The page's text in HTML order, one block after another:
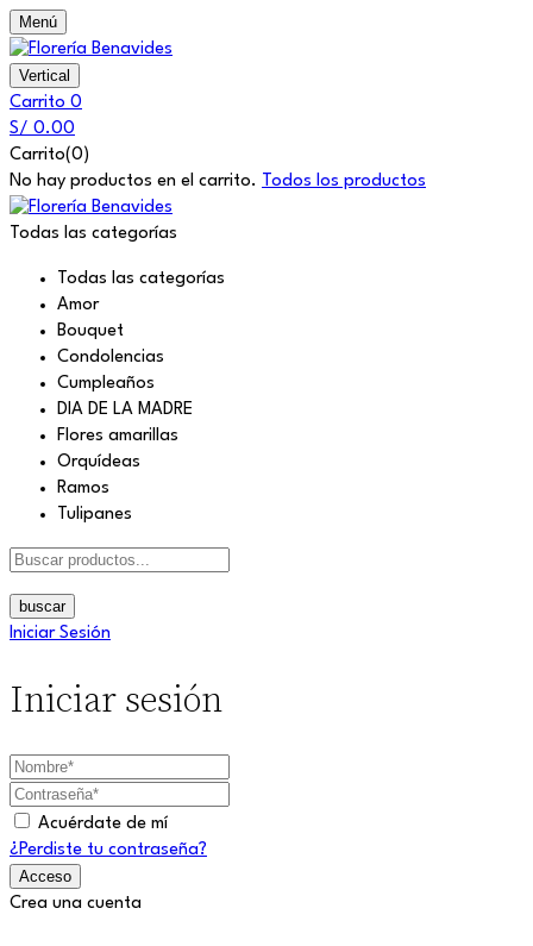
Menú
Vertical
Carrito 0
S/ 0.00
Carrito(0)
No hay productos en el carrito. Todos los productos
Todas las categorías
Todas las categorías
Amor
Bouquet
Condolencias
Cumpleaños
DIA DE LA MADRE
Flores amarillas
Orquídeas
Ramos
Tulipanes
buscar
Iniciar Sesión
Iniciar sesión
Acuérdate de mí
¿Perdiste tu contraseña?
Crea una cuenta